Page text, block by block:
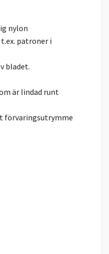
nylon
patroner i
bladet.
är lindad runt
förvaringsutrymme